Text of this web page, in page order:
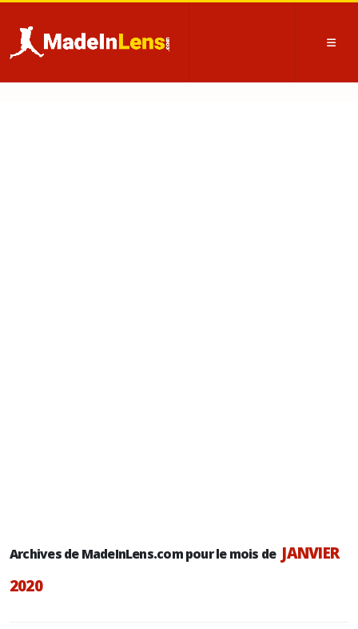
Archives de MadeInLens.com pour le mois de JANVIER
2020